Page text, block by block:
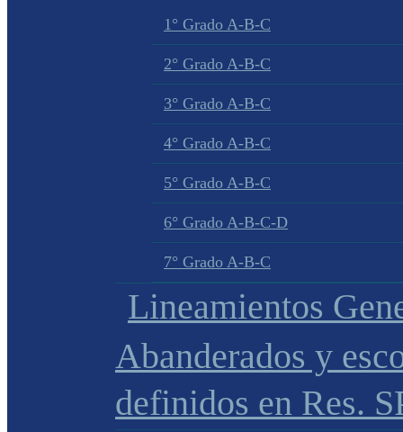
1° Grado A-B-C
2° Grado A-B-C
3° Grado A-B-C
4° Grado A-B-C
5° Grado A-B-C
6° Grado A-B-C-D
7° Grado A-B-C
Lineamientos
Abanderados y
definidos en Res.